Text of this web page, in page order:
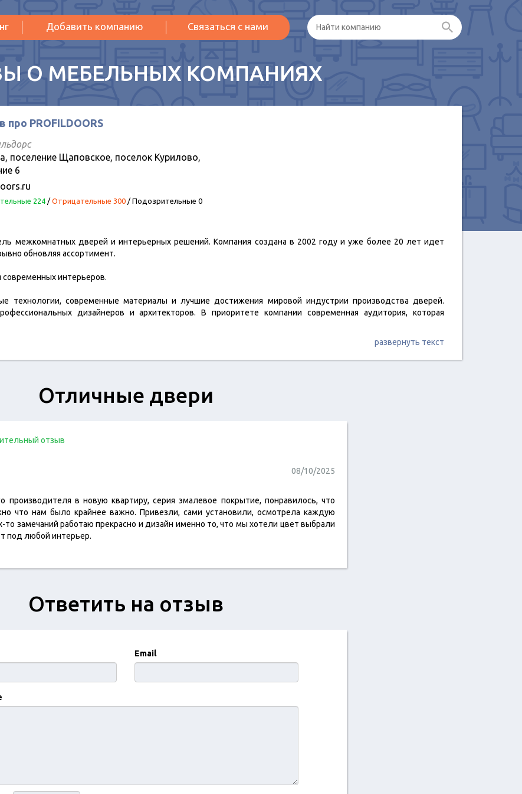
Добавить компанию Связаться с нами
О МЕБЕЛЬНЫХ КОМПАНИЯХ
про PROFILDOORS
поселение Щаповское, поселок Курилово,
6
224/ Отрицательные 300/ Подозрительные 0
межкомнатных дверей и интерьерных решений. Компания создана в 2002 году и уже более 20 лет идет
обновляя ассортимент.
современных интерьеров.
технологии, современные материалы и лучшие достижения мировой индустрии производства дверей.
дизайнеров и архитекторов. В приоритете компании современная аудитория, которая
развернуть текст
Отличные двери
отзыв
08/10/2025
производителя в новую квартиру, серия эмалевое покрытие, понравилось, что
что нам было крайнее важно. Привезли, сами установили, осмотрела каждую
то замечаний работаю прекрасно и дизайн именно то, что мы хотели цвет выбрали
под любой интерьер.
Ответить на отзыв
Email